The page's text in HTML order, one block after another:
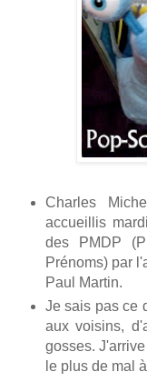
Charles
accueillis
des PMDP
Prénoms) par
Paul Martin.
Je sais pas ce
aux voisins,
gosses.
le plus de mal